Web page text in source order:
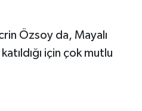
Özsoy da, Mayalı
için çok mutlu